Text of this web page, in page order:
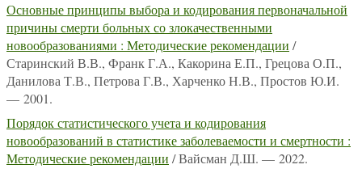
Основные принципы выбора и кодирования первоначальной
причины смерти больных со злокачественными
новообразованиями : Методические рекомендации /
Старинский В.В., Франк Г.А., Какорина Е.П., Грецова О.П.,
Данилова Т.В., Петрова Г.В., Харченко Н.В., Простов Ю.И.
— 2001.
Порядок статистического учета и кодирования
новообразований в статистике заболеваемости и смертности :
Методические рекомендации / Вайсман Д.Ш. — 2022.